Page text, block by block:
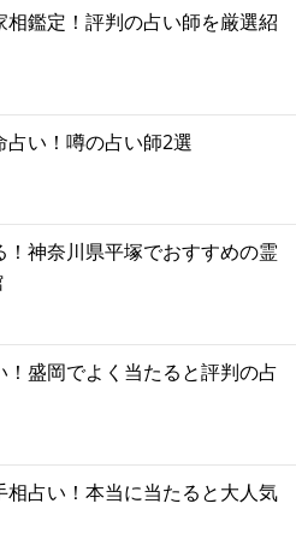
相鑑定！評判の占い師を厳選紹
占い！噂の占い師2選
！神奈川県平塚でおすすめの霊
！盛岡でよく当たると評判の占
相占い！本当に当たると大人気